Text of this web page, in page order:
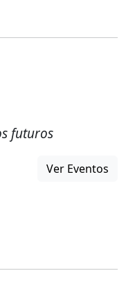
futuros
Ver Eventos